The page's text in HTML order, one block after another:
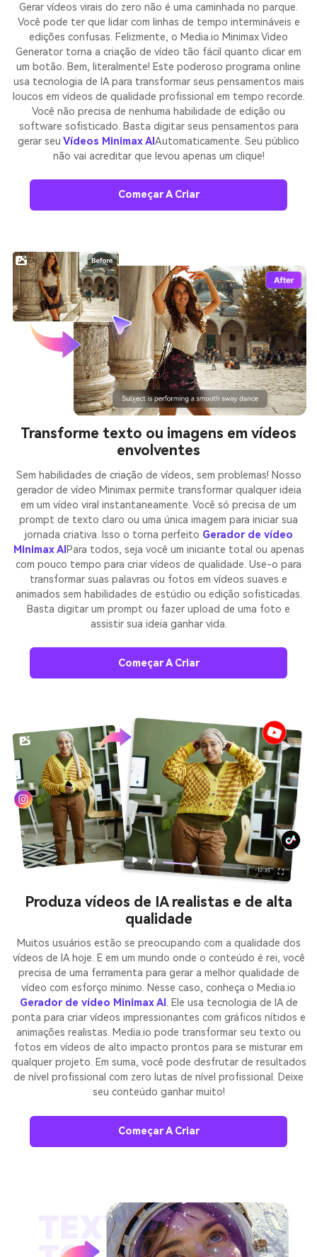
Gerar vídeos virais do zero não é uma caminhada no parque.
Você pode ter que lidar com linhas de tempo intermináveis e
edições confusas. Felizmente, o Media.io Minimax Video
Generator torna a criação de vídeo tão fácil quanto clicar em
um botão. Bem, literalmente! Este poderoso programa online
usa tecnologia de IA para transformar seus pensamentos mais
loucos em vídeos de qualidade profissional em tempo recorde.
Você não precisa de nenhuma habilidade de edição ou
software sofisticado. Basta digitar seus pensamentos para
gerar seu Vídeos Minimax AI Automaticamente. Seu público
não vai acreditar que levou apenas um clique!
Começar A Criar
Transforme texto ou imagens em vídeos
envolventes
Sem habilidades de criação de vídeos, sem problemas! Nosso
gerador de vídeo Minimax permite transformar qualquer ideia
em um vídeo viral instantaneamente. Você só precisa de um
prompt de texto claro ou uma única imagem para iniciar sua
jornada criativa. Isso o torna perfeito Gerador de vídeo
Minimax AI Para todos, seja você um iniciante total ou apenas
com pouco tempo para criar vídeos de qualidade. Use-o para
transformar suas palavras ou fotos em vídeos suaves e
animados sem habilidades de estúdio ou edição sofisticadas.
Basta digitar um prompt ou fazer upload de uma foto e
assistir sua ideia ganhar vida.
Começar A Criar
Produza vídeos de IA realistas e de alta
qualidade
Muitos usuários estão se preocupando com a qualidade dos
vídeos de IA hoje. E em um mundo onde o conteúdo é rei, você
precisa de uma ferramenta para gerar a melhor qualidade de
vídeo com esforço mínimo. Nesse caso, conheça o Media.io
Gerador de vídeo Minimax AI . Ele usa tecnologia de IA de
ponta para criar vídeos impressionantes com gráficos nítidos e
animações realistas. Media.io pode transformar seu texto ou
fotos em vídeos de alto impacto prontos para se misturar em
qualquer projeto. Em suma, você pode desfrutar de resultados
de nível profissional com zero lutas de nível profissional. Deixe
seu conteúdo ganhar muito!
Começar A Criar